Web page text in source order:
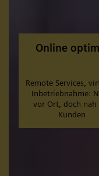
Online
Remote Services,
Inbetriebnahme:
vor Ort, doch nah
Kunden